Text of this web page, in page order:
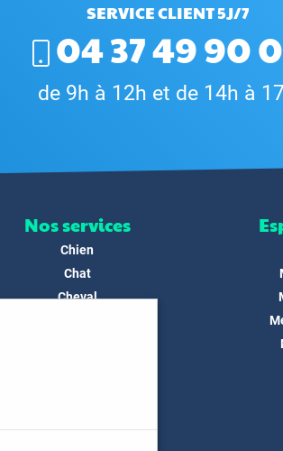
SERVICE CLIENT 5J/7
04 37 49 90
de 9h à 12h et de 14h à
Nos services
Chien
Chat
Cheval